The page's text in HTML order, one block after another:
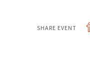
SHARE EVENT